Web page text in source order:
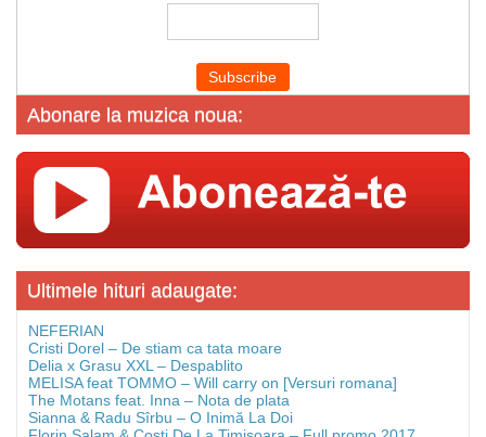
Abonare la muzica noua:
Ultimele hituri adaugate:
NEFERIAN
Cristi Dorel – De stiam ca tata moare
Delia x Grasu XXL – Despablito
MELISA feat TOMMO – Will carry on [Versuri romana]
The Motans feat. Inna – Nota de plata
Sianna & Radu Sîrbu – O Inimă La Doi